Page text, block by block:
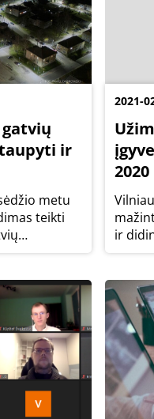
ir
metu
teikti
rajono
2021-
ir
2020